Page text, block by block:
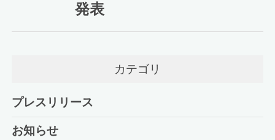
発表
カテゴリ
プレスリリース
お知らせ